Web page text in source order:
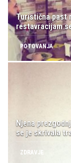
Turistična past
restavracijam
POTOVANJA
Njena
se je skrivala
ZDRAVJE